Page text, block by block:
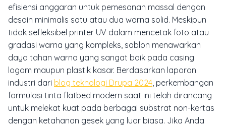
efisiensi anggaran untuk pemesanan massal dengan
desain minimalis satu atau dua warna solid. Meskipun
tidak sefleksibel printer UV dalam mencetak foto atau
gradasi warna yang kompleks, sablon menawarkan
daya tahan warna yang sangat baik pada casing
logam maupun plastik kasar. Berdasarkan laporan
industri dari blog teknologi Drupa 2024 , perkembangan
formulasi tinta flatbed modern saat ini telah dirancang
untuk melekat kuat pada berbagai substrat non-kertas
dengan ketahanan gesek yang luar biasa. Jika Anda